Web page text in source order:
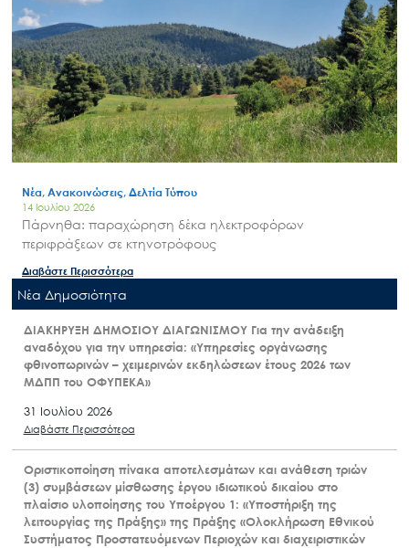
Νέα, Ανακοινώσεις, Δελτία Τύπου
14 Ιουλίου 2026
Πάρνηθα: παραχώρηση δέκα ηλεκτροφόρων
περιφράξεων σε κτηνοτρόφους
Διαβάστε Περισσότερα
Nέα Δημοσιότητα
ΔΙΑΚΗΡΥΞΗ ΔΗΜΟΣΙΟΥ ΔΙΑΓΩΝΙΣΜΟΥ Για την ανάδειξη
αναδόχου για την υπηρεσία: «Υπηρεσίες οργάνωσης
φθινοπωρινών – χειμερινών εκδηλώσεων έτους 2026 των
ΜΔΠΠ του ΟΦΥΠΕΚΑ»
31 Ιουλίου 2026
Διαβάστε Περισσότερα
Οριστικοποίηση πίνακα αποτελεσμάτων και ανάθεση τριών
(3) συμβάσεων μίσθωσης έργου ιδιωτικού δικαίου στο
πλαίσιο υλοποίησης του Υποέργου 1: «Υποστήριξη της
λειτουργίας της Πράξης» της Πράξης «Ολοκλήρωση Εθνικού
Συστήματος Προστατευόμενων Περιοχών και διαχειριστικών